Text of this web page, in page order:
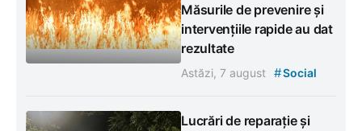
Măsurile de prevenire și
intervențiile rapide au dat
rezultate
Astăzi, 7 august #Social
Lucrări de reparație și